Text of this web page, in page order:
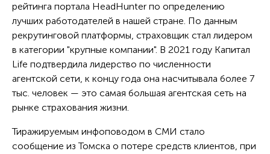
рейтинга портала HeadHunter по определению
лучших работодателей в нашей стране. По данным
рекрутинговой платформы, страховщик стал лидером
в категории "крупные компании". В 2021 году Капитал
Life подтвердила лидерство по численности
агентской сети, к концу года она насчитывала более 7
тыс. человек — это самая большая агентская сеть на
рынке страхования жизни.
Тиражируемым инфоповодом в СМИ стало
сообщение из Томска о потере средств клиентов, при